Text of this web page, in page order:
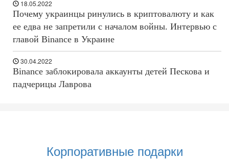
18.05.2022
Почему украинцы ринулись в криптовалюту и как
ее едва не запретили с началом войны. Интервью с
главой Binance в Украине
30.04.2022
Binance заблокировала аккаунты детей Пескова и
падчерицы Лаврова
Корпоративные подарки